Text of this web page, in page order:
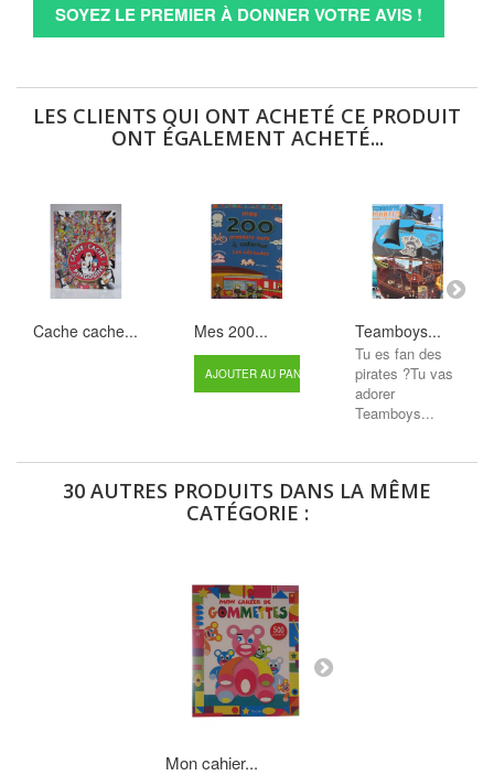
SOYEZ LE PREMIER À DONNER VOTRE AVIS !
LES CLIENTS QUI ONT ACHETÉ CE PRODUIT
ONT ÉGALEMENT ACHETÉ...
Cache cache... Mes 200...
AJOUTER AU PANIER
Teamboys...
Tu es fan des
pirates ?Tu vas
adorer
Teamboys...
30 AUTRES PRODUITS DANS LA MÊME
CATÉGORIE :
Mon cahier...